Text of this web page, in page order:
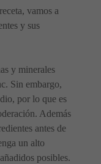
vamos a
y sus
y minerales
Sin embargo,
por lo que es
Además
antes de
un alto
posibles.